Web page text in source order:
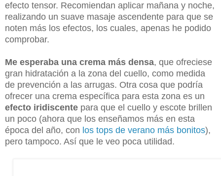
efecto tensor. Recomiendan aplicar mañana y noche,
realizando un suave masaje ascendente para que se
noten más los efectos, los cuales, apenas he podido
comprobar.
Me esperaba una crema más densa, que ofreciese
gran hidratación a la zona del cuello, como medida
de prevención a las arrugas. Otra cosa que podría
ofrecer una crema específica para esta zona es un
efecto iridiscente para que el cuello y escote brillen
un poco (ahora que los enseñamos más en esta
época del año, con los tops de verano más bonitos),
pero tampoco. Así que le veo poca utilidad.